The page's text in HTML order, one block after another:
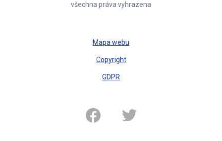
všechna práva vyhrazena
Mapa webu
Copyright
GDPR